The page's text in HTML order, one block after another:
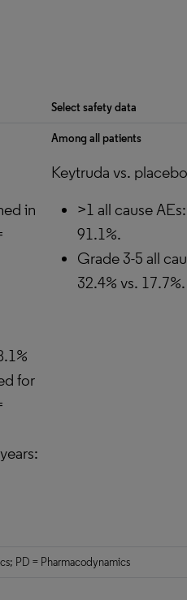
Select safety data
in
for
Among all patients
Keytruda vs.
>1 all cause
91.1%.
Grade 3-5 all
32.4% vs. 17.7%.
PD = Pharmacodynamics